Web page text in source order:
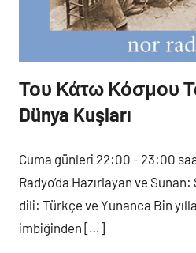
CumaProgramlar
Του Κάτω Κόσμου
Dünya Kuşları
Cuma günleri 22:00 - 23:00
Radyo’da Hazırlayan ve
dili: Türkçe ve Yunanca Bin
imbiğinden […]